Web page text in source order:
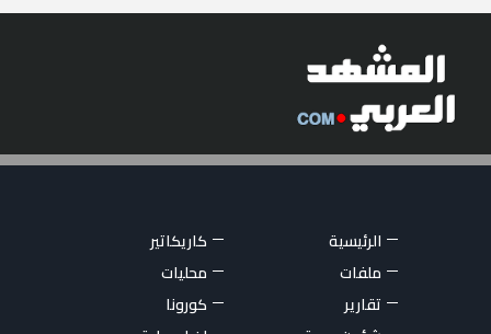
الرئيسية
كاريكاتير
ملفات
محليات
تقارير
كورونا